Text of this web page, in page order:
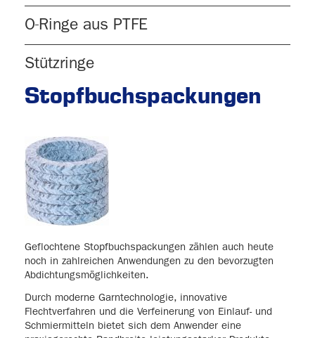
O-Ringe aus PTFE
Stützringe
Stopfbuchspackungen
Geflochtene Stopfbuchspackungen zählen auch heute
noch in zahlreichen Anwendungen zu den bevorzugten
Abdichtungsmöglichkeiten.
Durch moderne Garntechnologie, innovative
Flechtverfahren und die Verfeinerung von Einlauf- und
Schmiermitteln bietet sich dem Anwender eine